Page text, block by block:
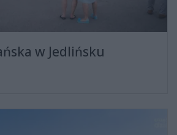
w Jedlińsku